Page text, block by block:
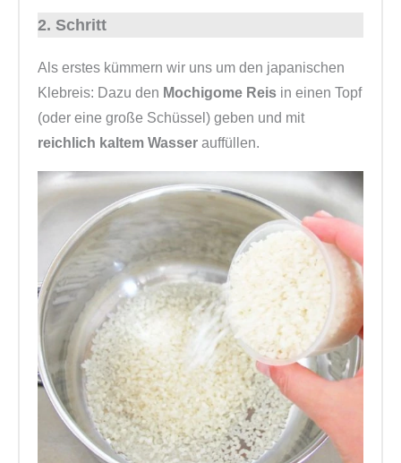
2. Schritt
Als erstes kümmern wir uns um den japanischen
Klebreis: Dazu den Mochigome Reis in einen Topf
(oder eine große Schüssel) geben und mit
reichlich kaltem Wasser auffüllen.